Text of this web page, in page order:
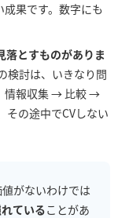
果です。数字にも
落とすものがありま
検討は、いきなり問
情報収集 → 比較 →
の途中でCVしない
がないわけでは
ていることがあ